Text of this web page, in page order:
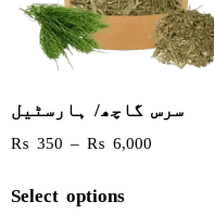
سرس گاچھ/ ہارسٹیل
₨ 350 – ₨ 6,000
Select options